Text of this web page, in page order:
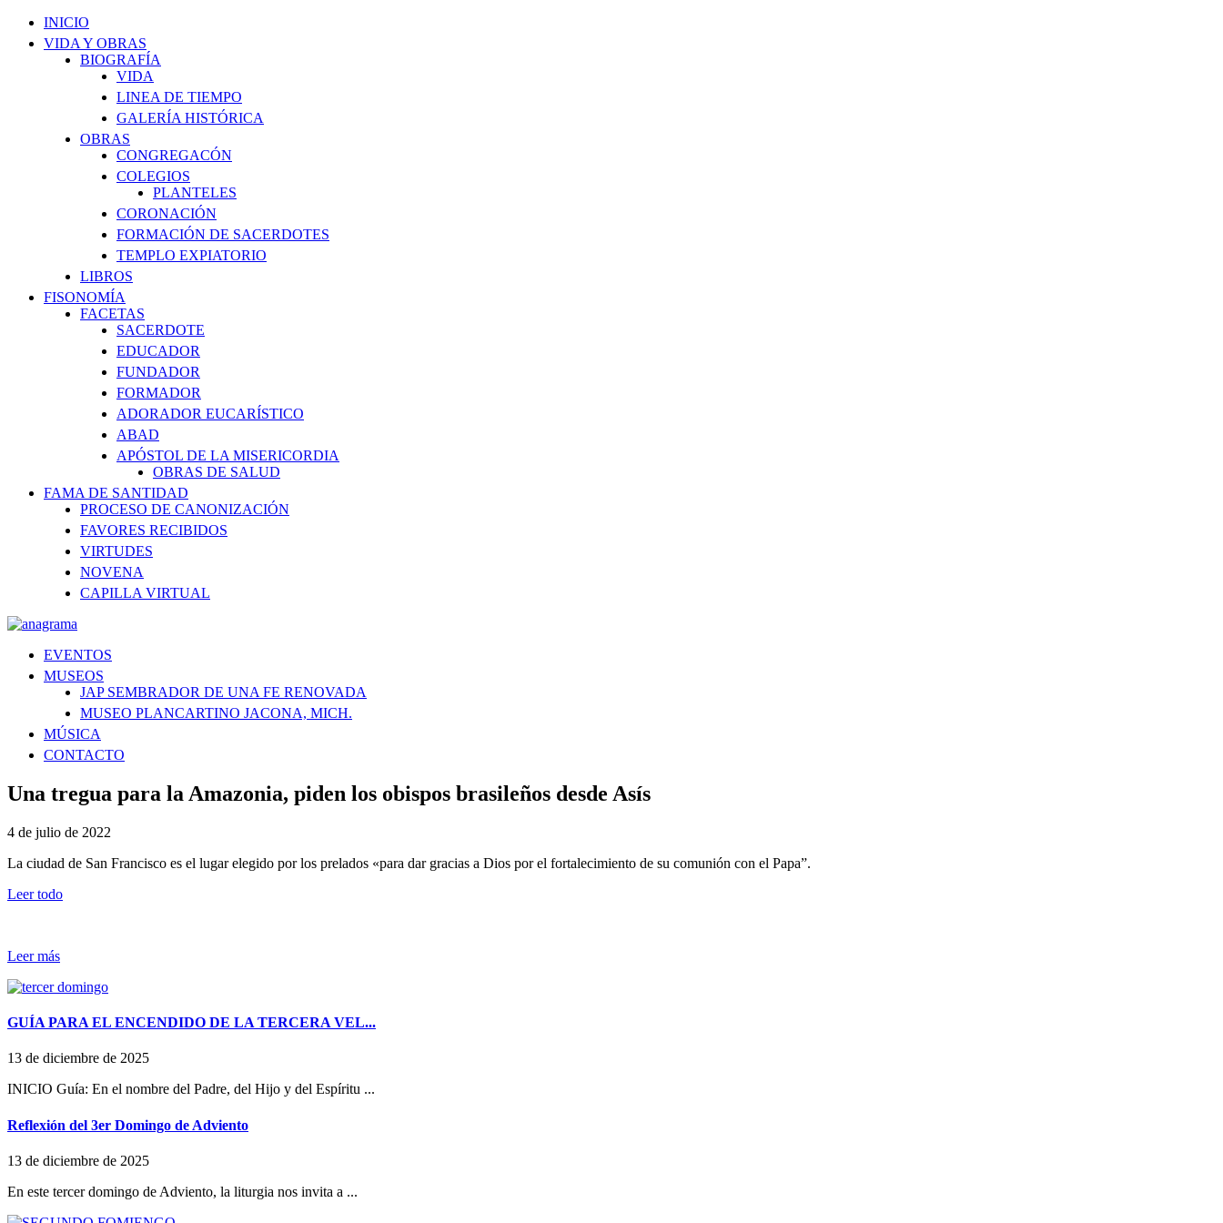
INICIO
VIDA Y OBRAS
BIOGRAFÍA
VIDA
LINEA DE TIEMPO
GALERÍA HISTÓRICA
OBRAS
CONGREGACÓN
COLEGIOS
PLANTELES
CORONACIÓN
FORMACIÓN DE SACERDOTES
TEMPLO EXPIATORIO
LIBROS
FISONOMÍA
FACETAS
SACERDOTE
EDUCADOR
FUNDADOR
FORMADOR
ADORADOR EUCARÍSTICO
ABAD
APÓSTOL DE LA MISERICORDIA
OBRAS DE SALUD
FAMA DE SANTIDAD
PROCESO DE CANONIZACIÓN
FAVORES RECIBIDOS
VIRTUDES
NOVENA
CAPILLA VIRTUAL
EVENTOS
MUSEOS
JAP SEMBRADOR DE UNA FE RENOVADA
MUSEO PLANCARTINO JACONA, MICH.
MÚSICA
CONTACTO
Una tregua para la Amazonia, piden los obispos brasileños desde Asís
4 de julio de 2022
La ciudad de San Francisco es el lugar elegido por los prelados «para dar gracias a Dios por el fortalecimiento de su comunión con el Papa”.
Leer todo
Leer más
GUÍA PARA EL ENCENDIDO DE LA TERCERA VEL...
13 de diciembre de 2025
INICIO Guía: En el nombre del Padre, del Hijo y del Espíritu ...
Reflexión del 3er Domingo de Adviento
13 de diciembre de 2025
En este tercer domingo de Adviento, la liturgia nos invita a ...